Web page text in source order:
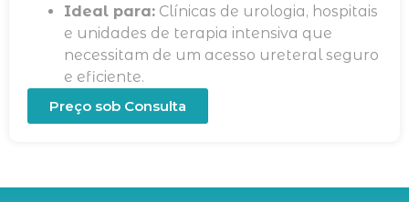
Ideal para: Clínicas de urologia, hospitais
e unidades de terapia intensiva que
necessitam de um acesso ureteral seguro
e eficiente.
Preço sob Consulta